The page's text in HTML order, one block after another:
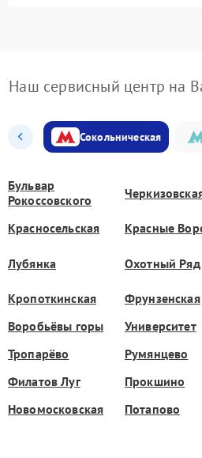
Наш сервисный центр на
Сокольническая
Бульвар
Рокоссовского
Красносельская
Красные
Лубянка Охотный Ряд
Кропоткинская
Фрунзенская
Воробьёвы горы
Университет
Тропарёво
Румянцево
Филатов Луг
Прокшино
Новомосковская
Потапово